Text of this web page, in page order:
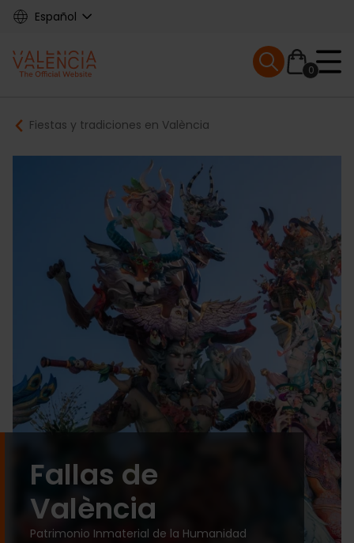
Skip
content
Español
Main
navigation
0
Mobile menu
Breadcrumb
Fiestas y tradiciones en València
Fallas de
València
Patrimonio Inmaterial de la Humanidad